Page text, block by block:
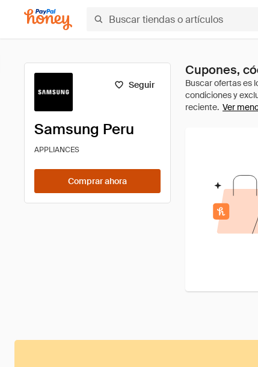
Seguir
Samsung Peru
APPLIANCES
Comprar ahora
Cupones,
Ver